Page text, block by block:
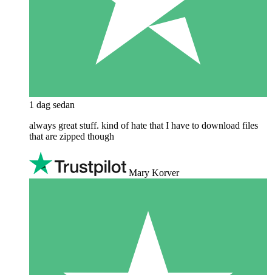
1 dag sedan
always great stuff. kind of hate that I have to download files
that are zipped though
Mary Korver